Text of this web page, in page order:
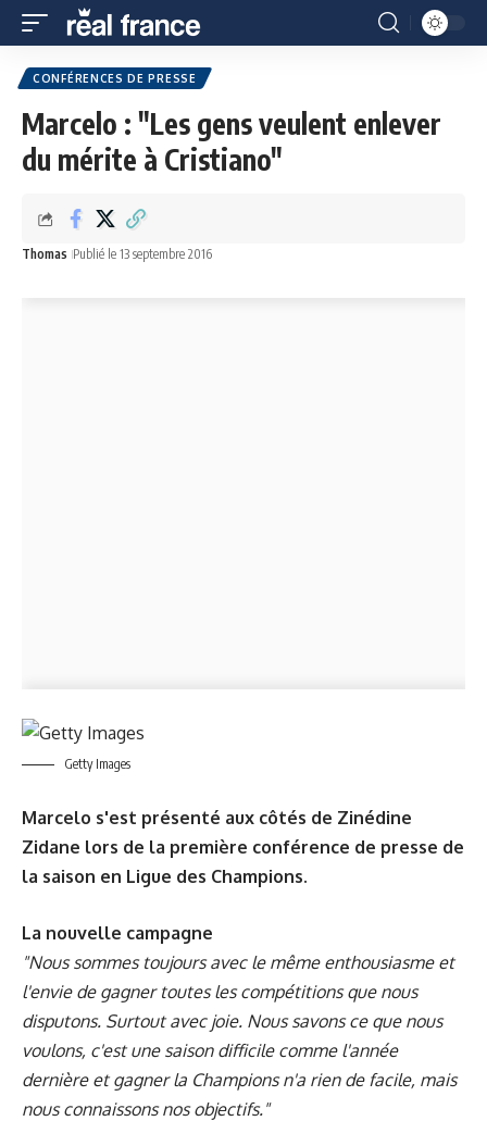
CONFÉRENCES DE PRESSE
Marcelo : "Les gens veulent enlever
du mérite à Cristiano"
Thomas Publié le 13 septembre 2016
Getty Images
Marcelo s'est présenté aux côtés de Zinédine
Zidane lors de la première conférence de presse de
la saison en Ligue des Champions.
La nouvelle campagne
"Nous sommes toujours avec le même enthousiasme et
l'envie de gagner toutes les compétitions que nous
disputons. Surtout avec joie. Nous savons ce que nous
voulons, c'est une saison difficile comme l'année
dernière et gagner la Champions n'a rien de facile, mais
nous connaissons nos objectifs."